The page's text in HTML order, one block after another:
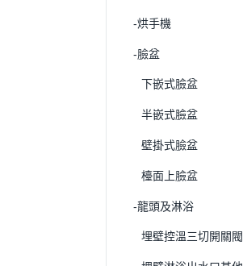
-烘手機
-臉盆
下嵌式臉盆
半嵌式臉盆
壁掛式臉盆
檯面上臉盆
-龍頭及淋浴
埋壁控溫三切開關閥